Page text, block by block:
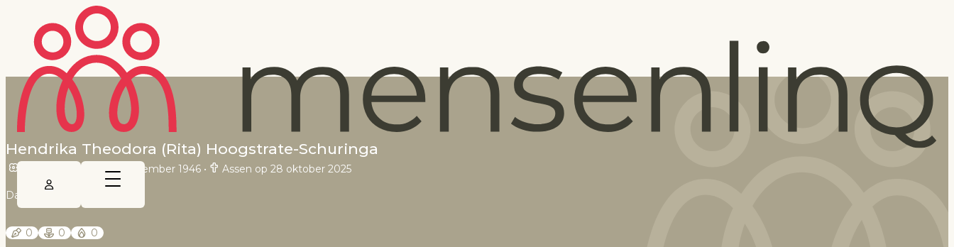
Hendrika Theodora (Rita) Hoogstrate-Schuringa
Dedemsvaart op 20 november 1946 • Assen op 28 oktober 2025
Dagblad van het Noorden
0 0 0